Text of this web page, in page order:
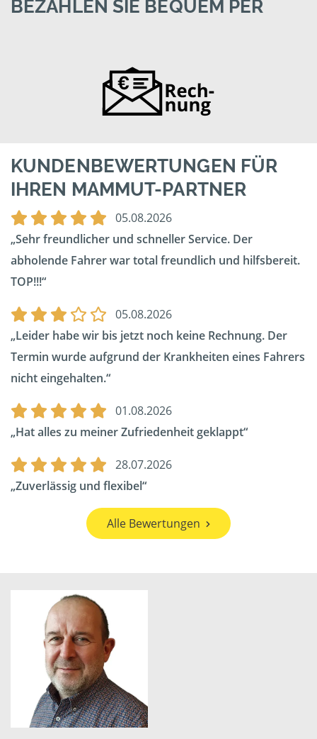
BEZAHLEN SIE BEQUEM PER
KUNDENBEWERTUNGEN FÜR
IHREN MAMMUT-PARTNER
05.08.2026
Sehr freundlicher und schneller Service. Der
abholende Fahrer war total freundlich und hilfsbereit.
TOP!!!
05.08.2026
Leider habe wir bis jetzt noch keine Rechnung. Der
Termin wurde aufgrund der Krankheiten eines Fahrers
nicht eingehalten.
01.08.2026
Hat alles zu meiner Zufriedenheit geklappt
28.07.2026
Zuverlässig und flexibel
Alle Bewertungen